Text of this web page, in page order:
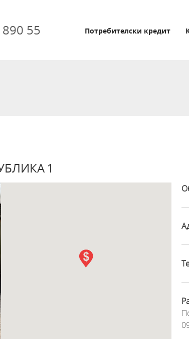
55 Потребителски кредит
1